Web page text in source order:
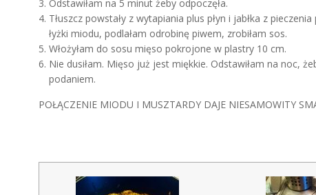
Odstawiłam na 5 minut żeby odpoczęła.
Tłuszcz powstały z wytapiania plus płyn i jabłka z
łyżki miodu, podlałam odrobinę piwem, zrobiłam sos.
Włożyłam do sosu mięso pokrojone w plastry 10 cm.
Nie dusiłam. Mięso już jest miękkie. Odstawiłam na noc,
podaniem.
POŁĄCZENIE MIODU I MUSZTARDY DAJE NIESAMOWITY